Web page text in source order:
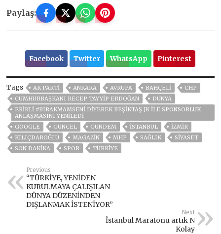
Paylaş:
Facebook Twitter WhatsApp Pinterest
Tags AK PARTİ ANKARA AVRUPA BAHÇELİ
CHP
CUMHURBAŞKANI RECEP TAYYIP ERDOĞAN
DÜNYA
ERIKLI #BIRAKMAMSENI DIYEREK BEŞIKTAŞ JK ILE SPONSORLUK
ANLAŞMASINI YENILEDI
GOOGLE
GÜNCEL GÜNDEM ISTANBUL
İZMIR
KILIÇDAROĞLU
MAGAZİN MHP SAĞLIK
SİYASET
SON DAKIKA
SPOR TÜRKİYE
Previous
“TÜRKİYE, YENİDEN
KURULMAYA ÇALIŞILAN
DÜNYA DÜZENİNDEN
DIŞLANMAK İSTENİYOR”
Next
İstanbul Maratonu artık N
Kolay